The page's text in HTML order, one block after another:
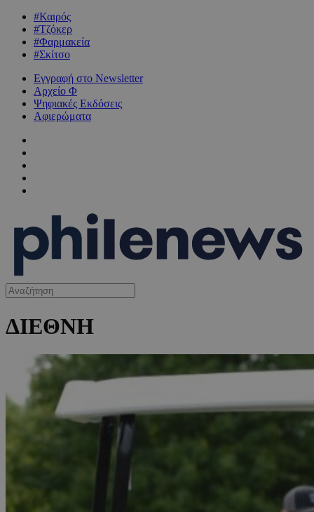
#Καιρός
#Τζόκερ
#Φαρμακεία
#Σκίτσο
Εγγραφή στο Newsletter
Αρχείο Φ
Ψηφιακές Εκδόσεις
Αφιερώματα
ΔΙΕΘΝΗ